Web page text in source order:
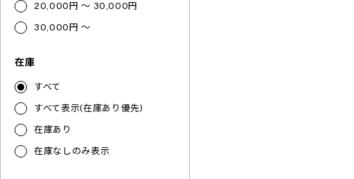
20,000円 ～ 30,000円
30,000円 ～
在庫
すべて
すべて表示(在庫あり優先)
在庫あり
在庫なしのみ表示